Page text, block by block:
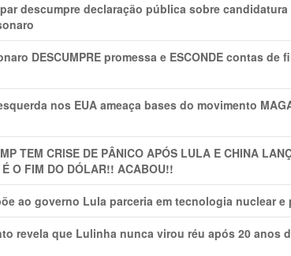
descumpre declaração pública sobre candidatura
DESCUMPRE promessa e ESCONDE contas de
nos EUA ameaça bases do movimento
TEM CRlSE DE PÂNlCO APÓS LULA E CHINA
O FIM DO DÓLAR!! ACABOU!!
ao governo Lula parceria em tecnologia nuclear e
revela que Lulinha nunca virou réu após 20 anos